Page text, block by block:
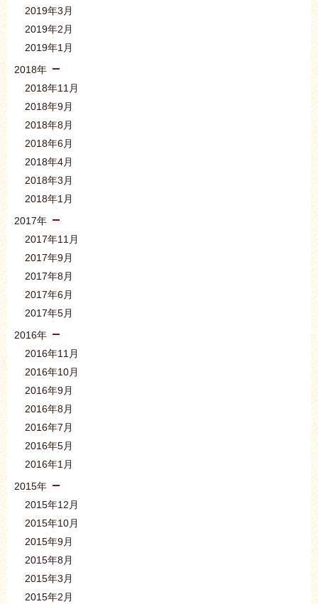
2019年3月
2019年2月
2019年1月
2018年
2018年11月
2018年9月
2018年8月
2018年6月
2018年4月
2018年3月
2018年1月
2017年
2017年11月
2017年9月
2017年8月
2017年6月
2017年5月
2016年
2016年11月
2016年10月
2016年9月
2016年8月
2016年7月
2016年5月
2016年1月
2015年
2015年12月
2015年10月
2015年9月
2015年8月
2015年3月
2015年2月